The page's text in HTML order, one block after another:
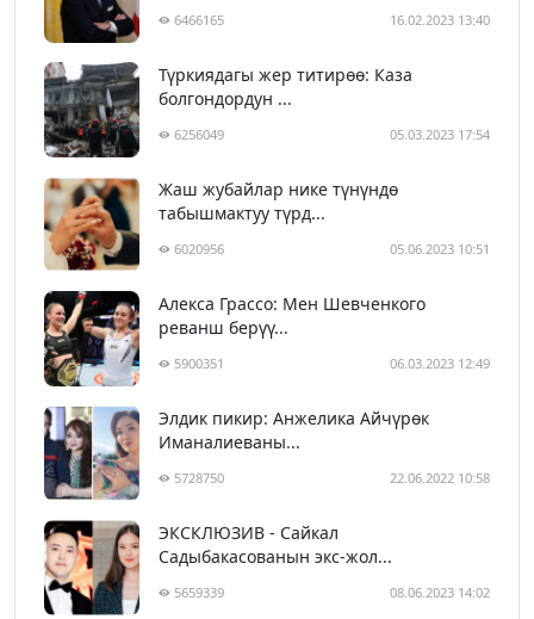
6466165 16.02.2023 13:40
Түркиядагы жер титирөө: Каза
болгондордун ...
6256049 05.03.2023 17:54
Жаш жубайлар нике түнүндө
табышмактуу түрд...
6020956 05.06.2023 10:51
Алекса Грассо: Мен Шевченкого
реванш берүү...
5900351 06.03.2023 12:49
Элдик пикир: Анжелика Айчүрөк
Иманалиеваны...
5728750 22.06.2022 10:58
ЭКСКЛЮЗИВ - Сайкал
Садыбакасованын экс-жол...
5659339 08.06.2023 14:02